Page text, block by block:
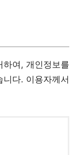
여, 개인정보를
다. 이용자께서